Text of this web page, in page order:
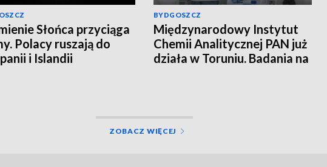
Słońca przyciąga
Polacy ruszają do
i Islandii
BYDGOSZCZ
Międzynarodowy Instytut
Chemii Analitycznej PAN już
działa w Toruniu. Badania na
ZOBACZ WIĘCEJ